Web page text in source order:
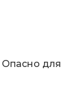
Опасно для